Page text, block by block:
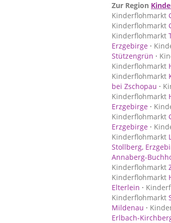
Zur Region
Kinderflohmarkt
Kinderflohmarkt
Kinderflohmarkt
Erzgebirge ·
Stützengrün ·
Kinderflohmarkt
Kinderflohmarkt
bei Zschopau ·
Kinderflohmarkt
Erzgebirge ·
Kinderflohmarkt
Erzgebirge ·
Kinderflohmarkt
Stollberg,
Annaberg-
Kinderflohmarkt
Kinderflohmarkt
Elterlein ·
Kinderflohmarkt
Mildenau ·
Erlbach-